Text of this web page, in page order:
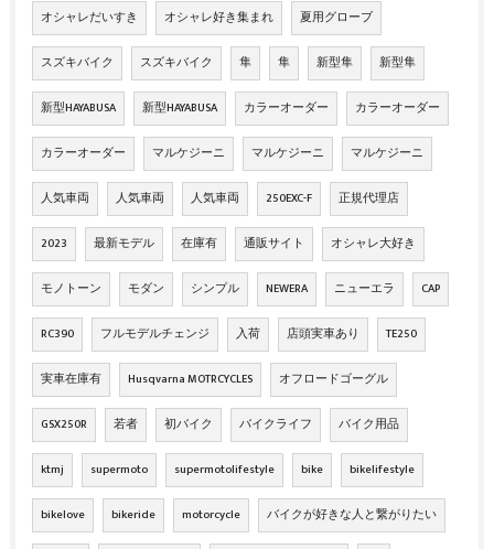
オシャレだいすき オシャレ好き集まれ 夏用グローブ
スズキバイク スズキバイク 隼 隼 新型隼 新型隼
新型HAYABUSA 新型HAYABUSA カラーオーダー カラーオーダー
カラーオーダー マルケジーニ マルケジーニ マルケジーニ
人気車両 人気車両 人気車両 250EXC-F 正規代理店
2023 最新モデル 在庫有 通販サイト オシャレ大好き
モノトーン モダン シンプル NEWERA ニューエラ CAP
RC390 フルモデルチェンジ 入荷 店頭実車あり TE250
実車在庫有 Husqvarna MOTRCYCLES オフロードゴーグル
GSX250R 若者 初バイク バイクライフ バイク用品
ktmj supermoto supermotolifestyle bike bikelifestyle
bikelove bikeride motorcycle バイクが好きな人と繋がりたい